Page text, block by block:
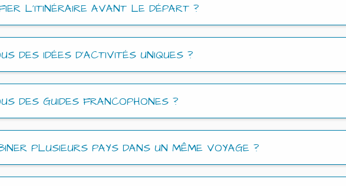
L’ITINÉRAIRE AVANT LE DÉPART ?
DES IDÉES D’ACTIVITÉS UNIQUES ?
DES GUIDES FRANCOPHONES ?
PLUSIEURS PAYS DANS UN MÊME VOYAGE ?